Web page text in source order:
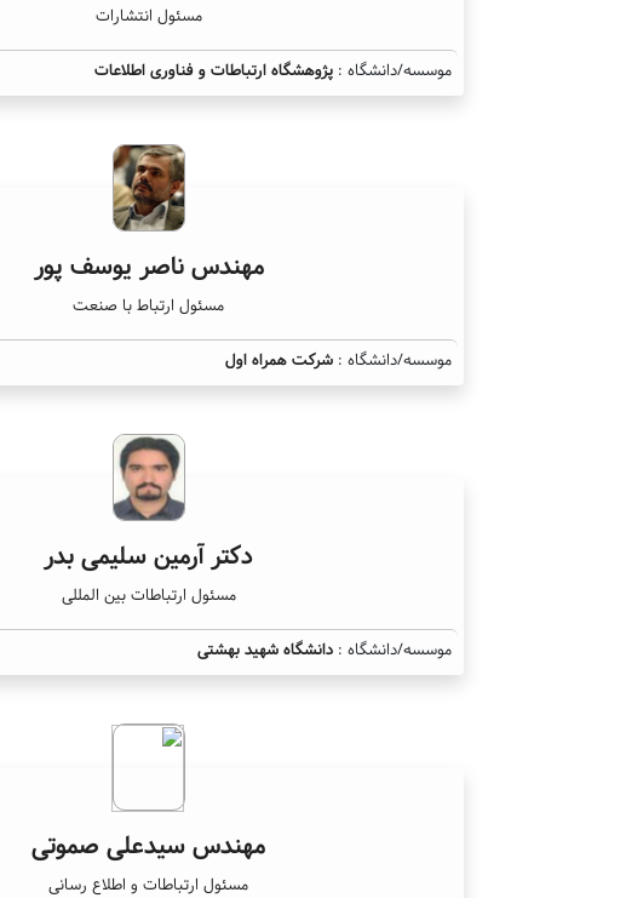
مسئول انتشارات
موسسه/دانشگاه : پژوهشگاه ارتباطات و فناوری اطلاعات
مهندس ناصر یوسف پور
مسئول ارتباط با صنعت
موسسه/دانشگاه : شرکت همراه اول
دکتر آرمین سلیمی بدر
مسئول ارتباطات بین المللی
موسسه/دانشگاه : دانشگاه شهید بهشتی
مهندس سیدعلی صموتی
مسئول ارتباطات و اطلاع رسانی